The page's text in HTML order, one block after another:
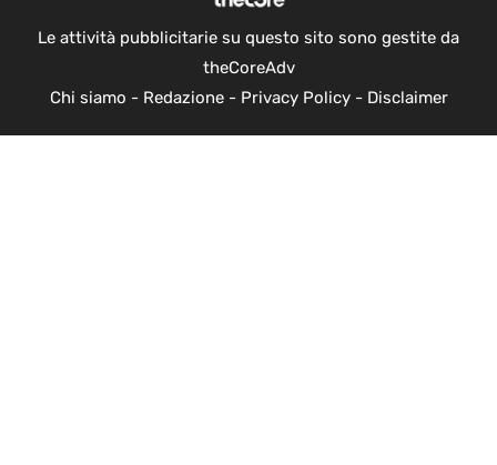
Le attività pubblicitarie su questo sito sono gestite da
theCoreAdv
Chi siamo - Redazione- Privacy Policy- Disclaimer